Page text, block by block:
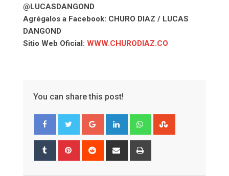
@LUCASDANGOND
Agrégalos a Facebook: CHURO DIAZ / LUCAS
DANGOND
Sitio Web Oficial: WWW.CHURODIAZ.CO
You can share this post!
Google+ LinkedIn Whatsapp
Tumblr Pinterest Reddit
Share